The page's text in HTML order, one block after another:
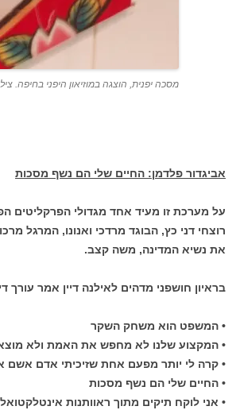
מסכה יפנית, הוצגה במוזיאון היפני בחיפה.
אביגדור פלדמן: החיים שלי הם נשף מסכות
על מערכת זו מעיד אחד מגדולי הפרקליטים
רוצחי דני כץ, הבוגד מרדכי ואנונו, המרגל
את נשיא המדינה, משה קצב.
בראיון חושפני מדהים לאילנה דיין אמר
• המשפט הוא משחק השקר
• המקצוע שלנו לא מחפש את האמת ולא
• קרה לי יותר מפעם אחת שזיכיתי אדם אשם
• החיים שלי הם נשף מסכות
• אני לוקח תיקים מתוך ראוותנות